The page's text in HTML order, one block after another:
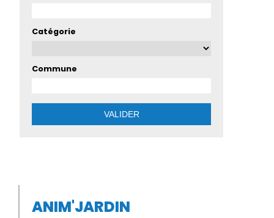
Catégorie
Commune
ANIM'JARDIN